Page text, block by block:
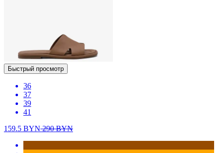
Быстрый просмотр
36
37
39
41
159.5 BYN290BYN